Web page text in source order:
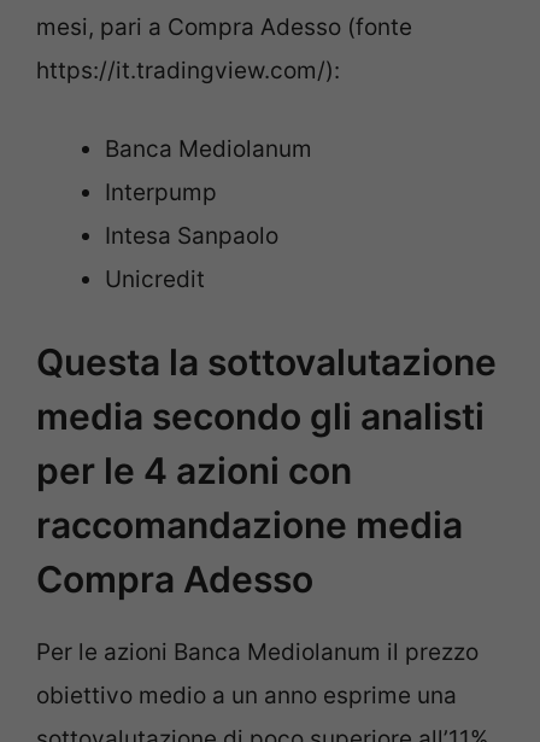
mesi, pari a Compra Adesso (fonte
https://it.tradingview.com/):
Banca Mediolanum
Interpump
Intesa Sanpaolo
Unicredit
Questa la sottovalutazione
media secondo gli analisti
per le 4 azioni con
raccomandazione media
Compra Adesso
Per le azioni Banca Mediolanum il prezzo
obiettivo medio a un anno esprime una